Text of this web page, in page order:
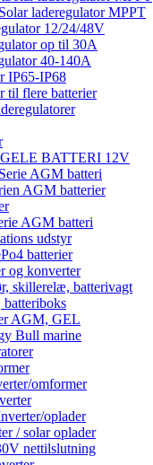
laderegulator MPPT
12/24/48V
op til 30A
40-140A
IP65-IP68
til flere batterier
BATTERI 12V
AGM batteri
AGM batterier
AGM batteri
udstyr
batterier
og konverter
skillerelæ, batterivagt
batteriboks
AGM, GEL
Bull marine
omformer
oplader
/ solar oplader
nettilslutning